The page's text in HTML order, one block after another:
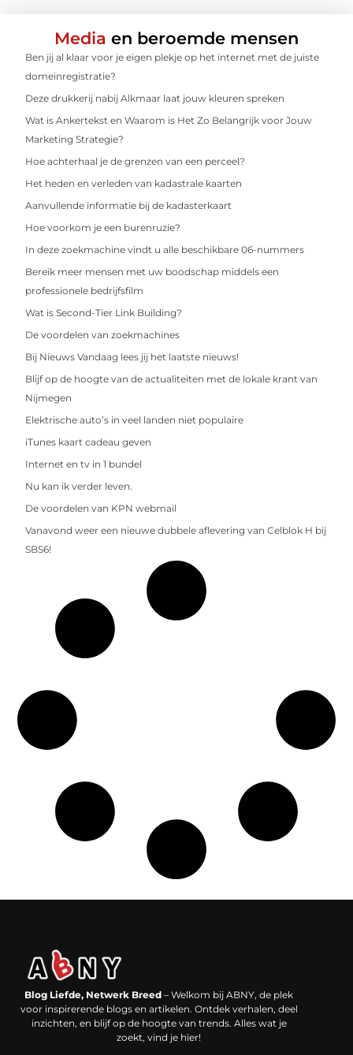
Media en beroemde mensen
Ben jij al klaar voor je eigen plekje op het internet met de juiste
domeinregistratie?
Deze drukkerij nabij Alkmaar laat jouw kleuren spreken
Wat is Ankertekst en Waarom is Het Zo Belangrijk voor Jouw
Marketing Strategie?
Hoe achterhaal je de grenzen van een perceel?
Het heden en verleden van kadastrale kaarten
Aanvullende informatie bij de kadasterkaart
Hoe voorkom je een burenruzie?
In deze zoekmachine vindt u alle beschikbare 06-nummers
Bereik meer mensen met uw boodschap middels een
professionele bedrijfsfilm
Wat is Second-Tier Link Building?
De voordelen van zoekmachines
Bij Nieuws Vandaag lees jij het laatste nieuws!
Blijf op de hoogte van de actualiteiten met de lokale krant van
Nijmegen
Elektrische auto’s in veel landen niet populaire
iTunes kaart cadeau geven
Internet en tv in 1 bundel
Nu kan ik verder leven.
De voordelen van KPN webmail
Vanavond weer een nieuwe dubbele aflevering van Celblok H bij
SBS6!
Blog Liefde, Netwerk Breed – Welkom bij ABNY, de plek
voor inspirerende blogs en artikelen. Ontdek verhalen, deel
inzichten, en blijf op de hoogte van trends. Alles wat je
zoekt, vind je hier!